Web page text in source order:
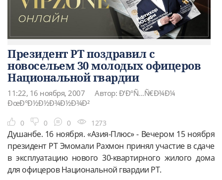
Президент РТ поздравил с
новосельем 30 молодых офицеров
Национальной гвардии
11:22, 16 ноября, 2007
Автор: Ð‘Ð°Ñ…Ñ€Ð¾Ð¼
ÐœÐ°Ð½Ð½Ð¾Ð½Ð¾Ð²
0 0 0 1273
Душанбе. 16 ноября. «Азия-Плюс» - Вечером 15 ноября
президент РТ Эмомали Рахмон принял участие в сдаче
в эксплуатацию нового 30-квартирного жилого дома
для офицеров Национальной гвардии РТ.